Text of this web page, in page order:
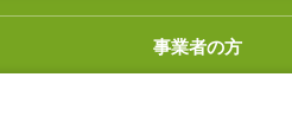
事業者の方